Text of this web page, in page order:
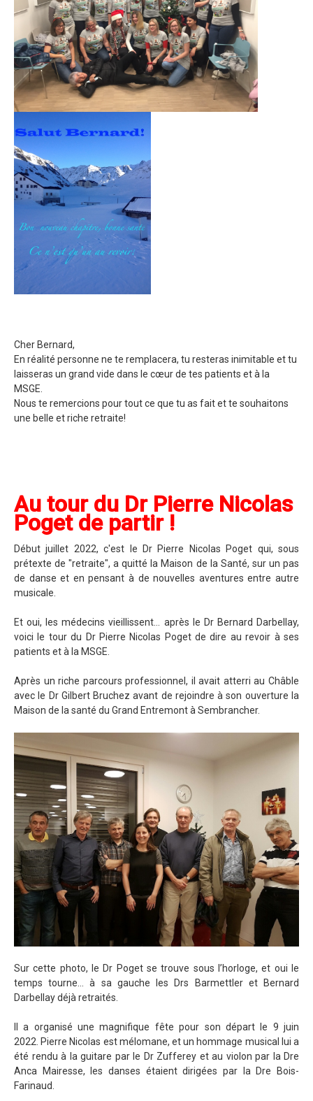
Cher Bernard,
En réalité personne ne te remplacera, tu resteras inimitable et tu
laisseras un grand vide dans le cœur de tes patients et à la
MSGE.
Nous te remercions pour tout ce que tu as fait et te souhaitons
une belle et riche retraite!
Au tour du Dr Pierre Nicolas
Poget de partir !
Début juillet 2022, c'est le Dr Pierre Nicolas Poget qui, sous
prétexte de "retraite", a quitté la Maison de la Santé, sur un pas
de danse et en pensant à de nouvelles aventures entre autre
musicale.
Et oui, les médecins vieillissent… après le Dr Bernard Darbellay,
voici le tour du Dr Pierre Nicolas Poget de dire au revoir à ses
patients et à la MSGE.
Après un riche parcours professionnel, il avait atterri au Châble
avec le Dr Gilbert Bruchez avant de rejoindre à son ouverture la
Maison de la santé du Grand Entremont à Sembrancher.
Sur cette photo, le Dr Poget se trouve sous l’horloge, et oui le
temps tourne… à sa gauche les Drs Barmettler et Bernard
Darbellay déjà retraités.
Il a organisé une magnifique fête pour son départ le 9 juin
2022. Pierre Nicolas est mélomane, et un hommage musical lui a
été rendu à la guitare par le Dr Zufferey et au violon par la Dre
Anca Mairesse, les danses étaient dirigées par la Dre Bois-
Farinaud.